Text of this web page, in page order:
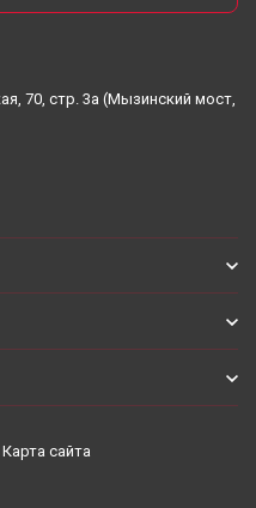
70, стр. 3а (Мызинский мост,
Карта сайта